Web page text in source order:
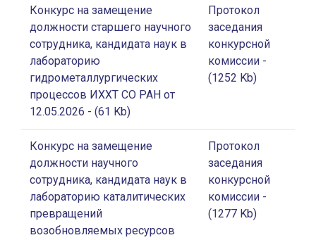
Конкурс на замещение
должности старшего научного
сотрудника, кандидата наук в
лабораторию
гидрометаллургических
процессов ИХХТ СО РАН от
12.05.2026 - (61 Kb)
Протокол
заседания
конкурсной
комиссии -
(1252 Kb)
Конкурс на замещение
должности научного
сотрудника, кандидата наук в
лабораторию каталитических
превращений
возобновляемых ресурсов
Протокол
заседания
конкурсной
комиссии -
(1277 Kb)